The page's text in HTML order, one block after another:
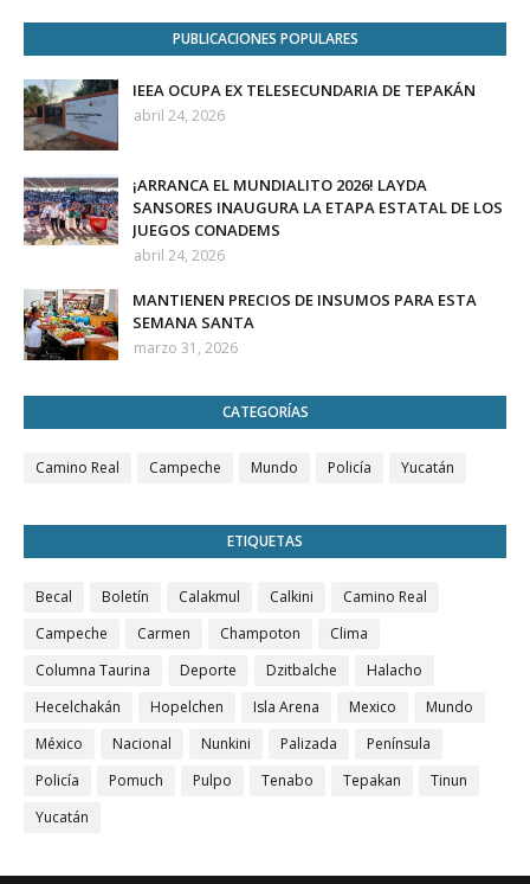
PUBLICACIONES POPULARES
IEEA OCUPA EX TELESECUNDARIA DE TEPAKÁN
abril 24, 2026
¡ARRANCA EL MUNDIALITO 2026! LAYDA
SANSORES INAUGURA LA ETAPA ESTATAL DE LOS
JUEGOS CONADEMS
abril 24, 2026
MANTIENEN PRECIOS DE INSUMOS PARA ESTA
SEMANA SANTA
marzo 31, 2026
CATEGORÍAS
Camino Real Campeche Mundo Policía Yucatán
ETIQUETAS
Becal Boletín Calakmul Calkini
Camino Real
Campeche
Carmen Champoton
Clima
Columna Taurina
Deporte Dzitbalche
Halacho
Hecelchakán
Hopelchen Isla Arena Mexico
Mundo
México
Nacional Nunkini Palizada
Península
Policía
Pomuch Pulpo Tenabo Tepakan
Tinun
Yucatán